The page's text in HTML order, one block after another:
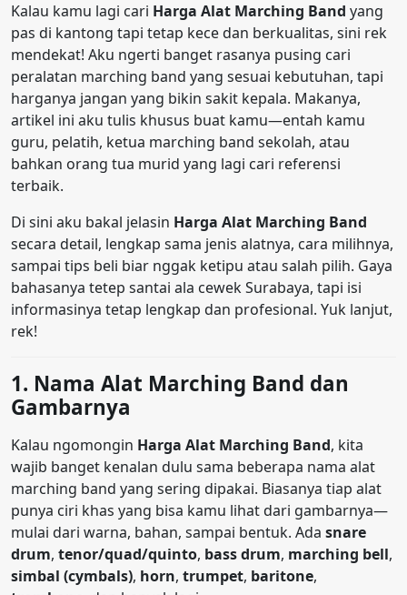
Kalau kamu lagi cari Harga Alat Marching Band yang
pas di kantong tapi tetap kece dan berkualitas, sini rek
mendekat! Aku ngerti banget rasanya pusing cari
peralatan marching band yang sesuai kebutuhan, tapi
harganya jangan yang bikin sakit kepala. Makanya,
artikel ini aku tulis khusus buat kamu—entah kamu
guru, pelatih, ketua marching band sekolah, atau
bahkan orang tua murid yang lagi cari referensi
terbaik.
Di sini aku bakal jelasin Harga Alat Marching Band
secara detail, lengkap sama jenis alatnya, cara milihnya,
sampai tips beli biar nggak ketipu atau salah pilih. Gaya
bahasanya tetep santai ala cewek Surabaya, tapi isi
informasinya tetap lengkap dan profesional. Yuk lanjut,
rek!
1. Nama Alat Marching Band dan
Gambarnya
Kalau ngomongin Harga Alat Marching Band, kita
wajib banget kenalan dulu sama beberapa nama alat
marching band yang sering dipakai. Biasanya tiap alat
punya ciri khas yang bisa kamu lihat dari gambarnya—
mulai dari warna, bahan, sampai bentuk. Ada snare
drum, tenor/quad/quinto, bass drum, marching bell,
simbal (cymbals), horn, trumpet, baritone,